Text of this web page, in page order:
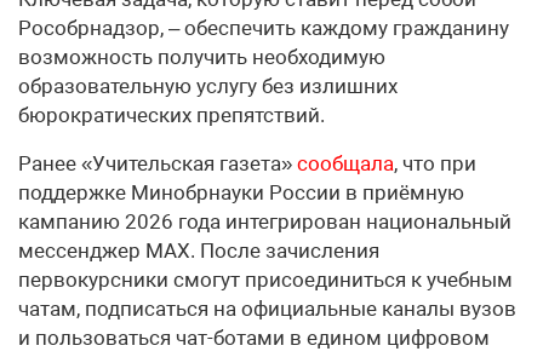
Рособрнадзор, – обеспечить каждому гражданину
возможность получить необходимую
образовательную услугу без излишних
бюрократических препятствий.
Ранее «Учительская газета» сообщала, что при
поддержке Минобрнауки России в приёмную
кампанию 2026 года интегрирован национальный
мессенджер MAX. После зачисления
первокурсники смогут присоединиться к учебным
чатам, подписаться на официальные каналы вузов
и пользоваться чат-ботами в едином цифровом